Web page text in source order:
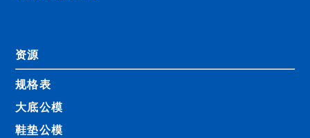
资源
规格表
大底公模
鞋垫公模